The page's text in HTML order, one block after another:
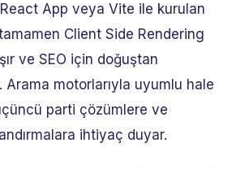
App veya Vite ile kurulan
Client Side Rendering
ve SEO için doğuştan
Arama motorlarıyla uyumlu hale
parti çözümlere ve
ihtiyaç duyar.